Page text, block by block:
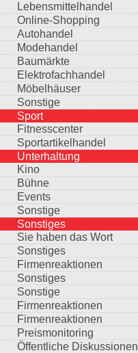
Lebensmittelhandel
Online-Shopping
Autohandel
Modehandel
Baumärkte
Elektrofachhandel
Möbelhäuser
Sonstige
Sport
Fitnesscenter
Sportartikelhandel
Unterhaltung
Kino
Bühne
Events
Sonstige
Sonstiges
Sie haben das Wort
Sonstiges
Firmenreaktionen
Sonstiges
Sonstige
Firmenreaktionen
Firmenreaktionen
Preismonitoring
Öffentliche Diskussionen